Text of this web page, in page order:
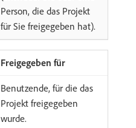
Person, die das Projekt
für Sie freigegeben hat).
Freigegeben für
Benutzende, für die das
Projekt freigegeben
wurde.